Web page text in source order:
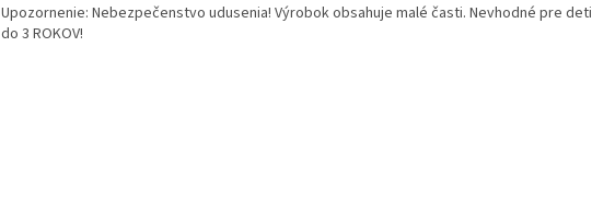
Upozornenie: Nebezpečenstvo udusenia! Výrobok obsahuje malé časti. Nevhodné pre deti
do 3 ROKOV!